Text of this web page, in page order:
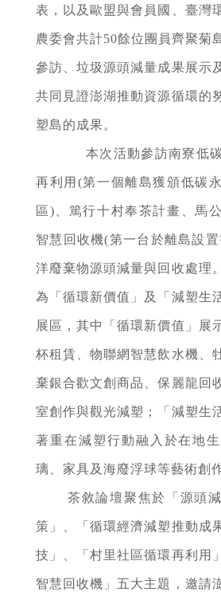
表，以及歐盟與會員國、臺灣
農委會共計50餘位團員齊聚菊
參訪、垃圾源頭減量成果展示
共同見證澎湖推動資源循環的
塑島的成果。
本次活動參訪南寮低
再利用(第一個離島獲頒低碳
區)、篤行十村奉茶計畫、馬
智慧回收機(第一台於離島設
洋廢棄物源頭減量與回收處理
為「循環新價值」及「減塑生
展區，其中「循環新價值」展
杯租賃、物聯網智慧飲水機、
棄銀合歡文創商品、保麗龍回
室創作與觀光減塑；「減塑生
著重在減塑行動融入於在地
璃、家具及海廢浮球等藝術創作
茶敘論壇聚焦於「源頭
策」、「循環經濟減塑推動成
技」、「村里社區循環再利用
智慧回收機」五大主題，邀請